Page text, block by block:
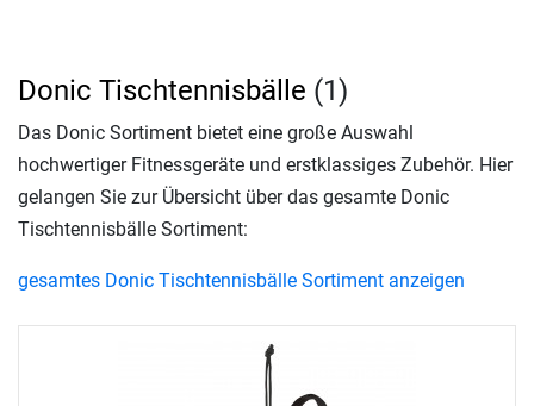
Donic Tischtennisbälle (1)
Das Donic Sortiment bietet eine große Auswahl
hochwertiger Fitnessgeräte und erstklassiges Zubehör. Hier
gelangen Sie zur Übersicht über das gesamte Donic
Tischtennisbälle Sortiment:
gesamtes Donic Tischtennisbälle Sortiment anzeigen